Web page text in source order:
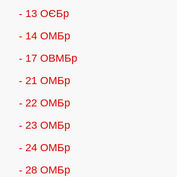
- 13 ОЄБр
- 14 ОМБр
- 17 ОВМБр
- 21 ОМБр
- 22 ОМБр
- 23 ОМБр
- 24 ОМБр
- 28 ОМБр